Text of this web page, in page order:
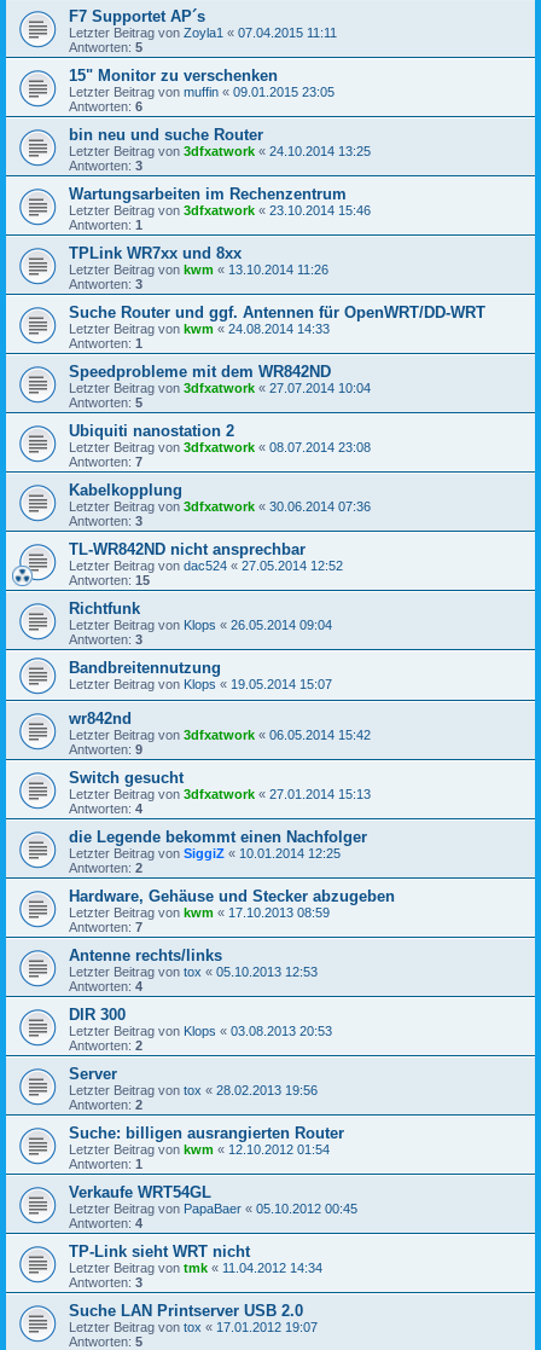
F7 Supportet AP´s
Letzter Beitrag von Zoyla1 « 07.04.2015 11:11
Antworten: 5
15" Monitor zu verschenken
Letzter Beitrag von muffin « 09.01.2015 23:05
Antworten: 6
bin neu und suche Router
Letzter Beitrag von 3dfxatwork « 24.10.2014 13:25
Antworten: 3
Wartungsarbeiten im Rechenzentrum
Letzter Beitrag von 3dfxatwork « 23.10.2014 15:46
Antworten: 1
TPLink WR7xx und 8xx
Letzter Beitrag von kwm « 13.10.2014 11:26
Antworten: 3
Suche Router und ggf. Antennen für OpenWRT/DD-WRT
Letzter Beitrag von kwm « 24.08.2014 14:33
Antworten: 1
Speedprobleme mit dem WR842ND
Letzter Beitrag von 3dfxatwork « 27.07.2014 10:04
Antworten: 5
Ubiquiti nanostation 2
Letzter Beitrag von 3dfxatwork « 08.07.2014 23:08
Antworten: 7
Kabelkopplung
Letzter Beitrag von 3dfxatwork « 30.06.2014 07:36
Antworten: 3
TL-WR842ND nicht ansprechbar
Letzter Beitrag von dac524 « 27.05.2014 12:52
Antworten: 15
Richtfunk
Letzter Beitrag von Klops « 26.05.2014 09:04
Antworten: 3
Bandbreitennutzung
Letzter Beitrag von Klops « 19.05.2014 15:07
wr842nd
Letzter Beitrag von 3dfxatwork « 06.05.2014 15:42
Antworten: 9
Switch gesucht
Letzter Beitrag von 3dfxatwork « 27.01.2014 15:13
Antworten: 4
die Legende bekommt einen Nachfolger
Letzter Beitrag von SiggiZ « 10.01.2014 12:25
Antworten: 2
Hardware, Gehäuse und Stecker abzugeben
Letzter Beitrag von kwm « 17.10.2013 08:59
Antworten: 7
Antenne rechts/links
Letzter Beitrag von tox « 05.10.2013 12:53
Antworten: 4
DIR 300
Letzter Beitrag von Klops « 03.08.2013 20:53
Antworten: 2
Server
Letzter Beitrag von tox « 28.02.2013 19:56
Antworten: 2
Suche: billigen ausrangierten Router
Letzter Beitrag von kwm « 12.10.2012 01:54
Antworten: 1
Verkaufe WRT54GL
Letzter Beitrag von PapaBaer « 05.10.2012 00:45
Antworten: 4
TP-Link sieht WRT nicht
Letzter Beitrag von tmk « 11.04.2012 14:34
Antworten: 3
Suche LAN Printserver USB 2.0
Letzter Beitrag von tox « 17.01.2012 19:07
Antworten: 5